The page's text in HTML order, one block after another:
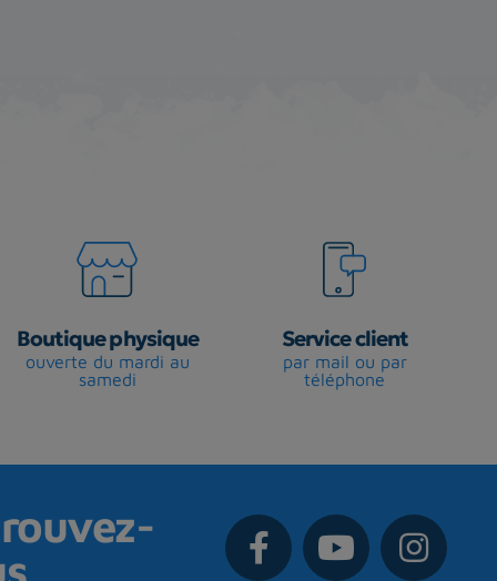
Boutique physique
ouverte du mardi au
samedi
Service client
par mail ou par
téléphone